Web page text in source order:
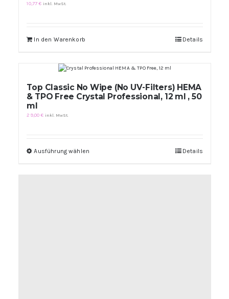
10,77€ inkl. MwSt.
In den Warenkorb Details
Top Classic No Wipe (No UV-Filters) HEMA
& TPO Free Crystal Professional, 12 ml , 50
ml
29,00€ inkl. MwSt.
Ausführung wählen Details